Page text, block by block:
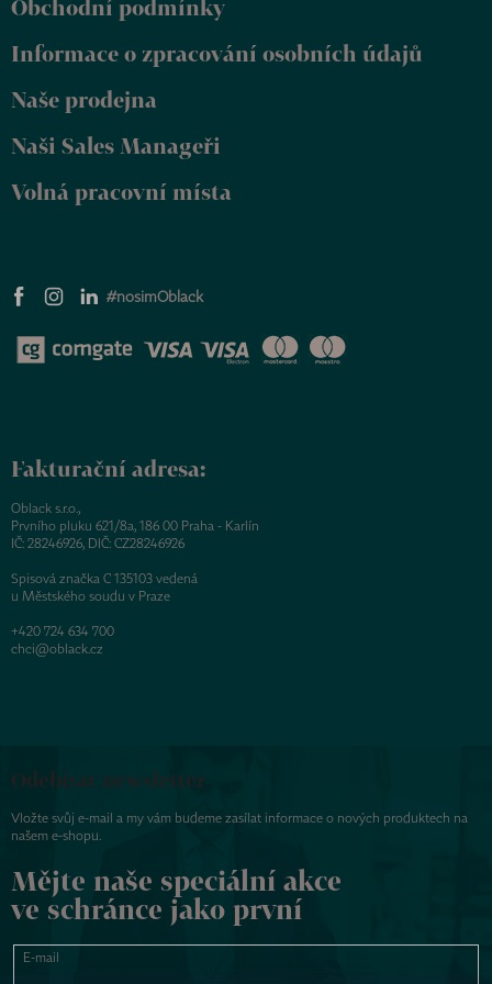
Obchodní podmínky
Informace o zpracování osobních údajů
Naše prodejna
Naši Sales Manageři
Volná pracovní místa
#nosimOblack
Fakturační adresa:
Oblack s.r.o.,
Prvního pluku 621/8a, 186 00 Praha - Karlín
IČ: 28246926, DIČ: CZ28246926
Spisová značka C 135103 vedená
u Městského soudu v Praze
+420 724 634 700
chci@oblack.cz
Odebírat newsletter
Vložte svůj e-mail a my vám budeme zasílat informace o nových produktech na
našem e-shopu.
Mějte naše speciální akce
ve schránce jako první
E-mail